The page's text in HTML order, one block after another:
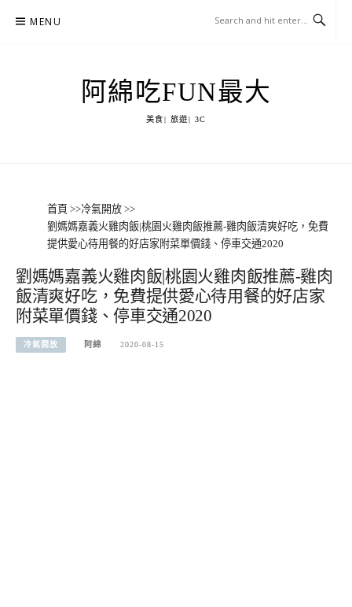
MENU
阿綿吃FUN最大
美食| 旅遊| 3C
首頁 >>冷氣開放 >>
劉媽媽嘉義火雞肉飯|桃園火雞肉飯推薦-雞肉飯清爽好吃，免費
提供愛心待用餐的好店家附菜單價錢、停車交通2020
劉媽媽嘉義火雞肉飯|桃園火雞肉飯推薦-雞肉
飯清爽好吃，免費提供愛心待用餐的好店家
附菜單價錢、停車交通2020
冷氣開放 阿綿 2020-08-15